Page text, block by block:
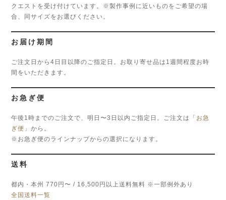
クエストを受け付けています。※製作事例に近いものをご希望の場
合、同サイズをお選びください。
お届け期間
ご注文日から4日目以降のご指定日。お取り寄せ品は1週間程度お時
間をいただきます。
お急ぎ便
午後1時までのご注文で、明日〜3日以内ご指定日。ご注文は「 お急
ぎ便 」から。
※お急ぎ便のラインナップからの選択になります。
送料
都内・本州 770円〜 / 16,500円以上送料無料 ※一部例外あり
全国送料一覧